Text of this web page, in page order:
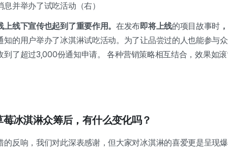
并举办了试吃活动（右）
线下宣传也起到了重要作用。 在发布即将上线的项目故事时 ，
知的用户举办了冰淇淋试吃活动。为了让品尝过的人也能参与
到了超过3,000份通知申请。 各种营销策略相互结合，效果如
冰淇淋众筹后，有什么变化吗？
的反响，我们对此深表感谢，但大家对冰淇淋的喜爱更是呈现